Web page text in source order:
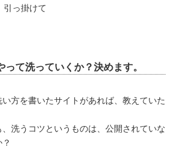
引っ掛けて
って洗っていくか？決めます。
方を書いたサイトがあれば、教えていた
洗うコツというものは、公開されていな